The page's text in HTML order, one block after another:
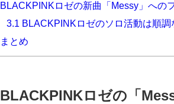
BLACKPINKロゼの新曲「Messy」への
3.1
BLACKPINKロゼのソロ活動は順調
まとめ
BLACKPINKロゼの「